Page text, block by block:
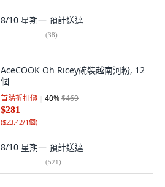
8/10 星期一 預計送達
(38)
AceCOOK Oh Ricey碗裝越南河粉, 12
個
首購折扣價 40%$469
$281
($23.42/1個)
8/10 星期一 預計送達
(521)